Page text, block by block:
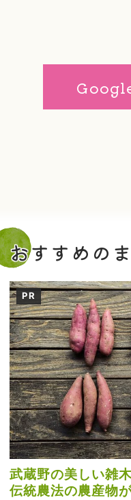
おすすめの
PR
武蔵野の美しい雑
伝統農法の農産物